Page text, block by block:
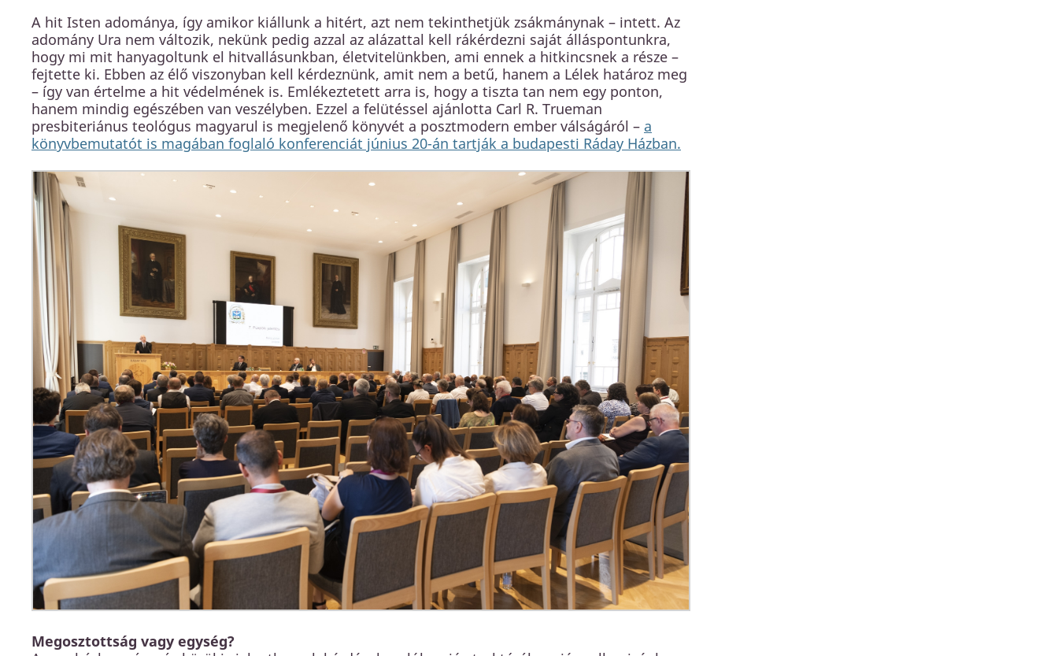
A hit Isten adománya, így amikor kiállunk a hitért, azt nem tekinthetjük zsákmánynak – intett. Az
adomány Ura nem változik, nekünk pedig azzal az alázattal kell rákérdezni saját álláspontunkra,
hogy mi mit hanyagoltunk el hitvallásunkban, életvitelünkben, ami ennek a hitkincsnek a része –
fejtette ki. Ebben az élő viszonyban kell kérdeznünk, amit nem a betű, hanem a Lélek határoz meg
– így van értelme a hit védelmének is. Emlékeztetett arra is, hogy a tiszta tan nem egy ponton,
hanem mindig egészében van veszélyben. Ezzel a felütéssel ajánlotta Carl R. Trueman
presbiteriánus teológus magyarul is megjelenő könyvét a posztmodern ember válságáról – a
könyvbemutatót is magában foglaló konferenciát június 20-án tartják a budapesti Ráday Házban.
Megosztottság vagy egység?